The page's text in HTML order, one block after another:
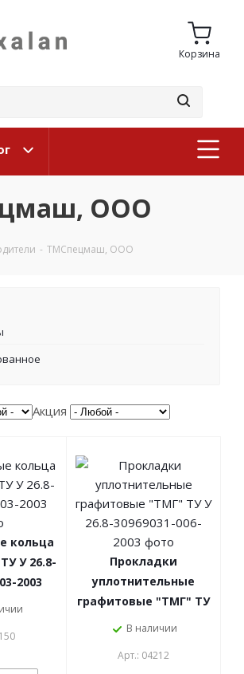
Корзина
ООО
- ТМСпецмаш, ООО
Акция
кольца
У 26.8-
2003
Прокладки
уплотнительные
графитовые "ТМГ" ТУ
У 26.8-30969031-006-
В наличии
Арт.: 04212